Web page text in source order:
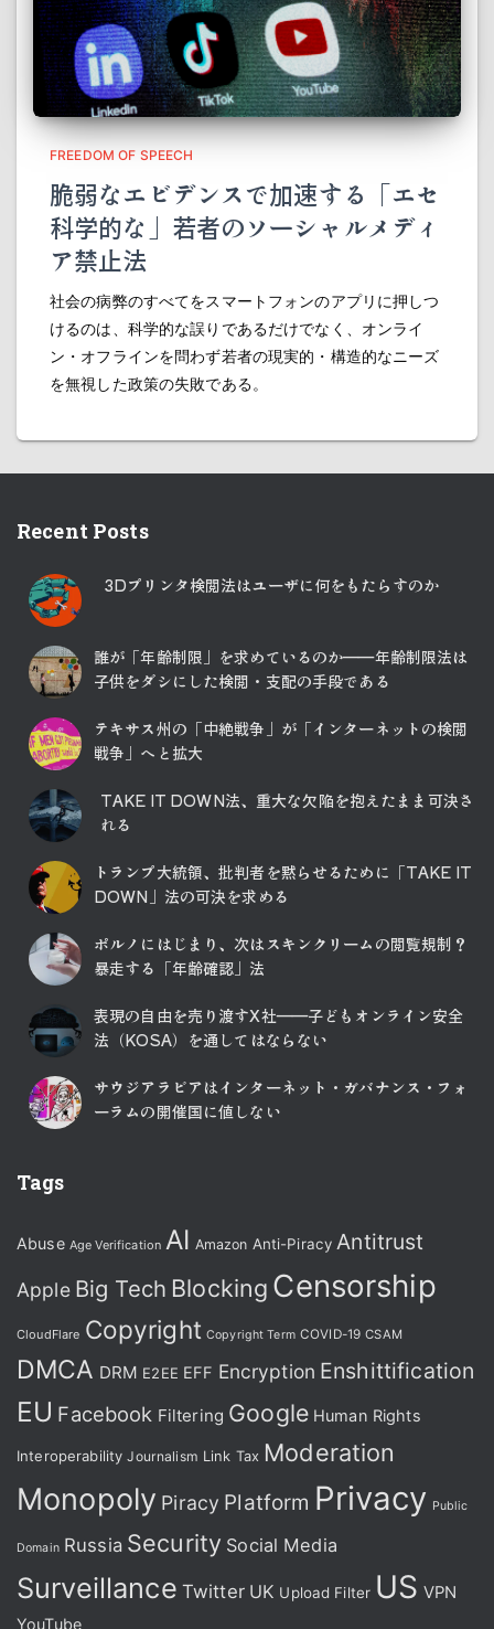
FREEDOM OF SPEECH
脆弱なエビデンスで加速する「エセ
科学的な」若者のソーシャルメディ
ア禁止法
社会の病弊のすべてをスマートフォンのアプリに押しつ
けるのは、科学的な誤りであるだけでなく、オンライ
ン・オフラインを問わず若者の現実的・構造的なニーズ
を無視した政策の失敗である。
Recent Posts
3Dプリンタ検閲法はユーザに何をもたらすのか
誰が「年齢制限」を求めているのか――年齢制限法は
子供をダシにした検閲・支配の手段である
テキサス州の「中絶戦争」が「インターネットの検閲
戦争」へと拡大
TAKE IT DOWN法、重大な欠陥を抱えたまま可決さ
れる
トランプ大統領、批判者を黙らせるために「TAKE IT
DOWN」法の可決を求める
ポルノにはじまり、次はスキンクリームの閲覧規制？
暴走する「年齢確認」法
表現の自由を売り渡すX社――子どもオンライン安全
法（KOSA）を通してはならない
サウジアラビアはインターネット・ガバナンス・フォ
ーラムの開催国に値しない
Tags
Abuse Age Verification AI Amazon Anti-Piracy Antitrust
Apple Big Tech Blocking Censorship
CloudFlare Copyright Copyright Term COVID-19 CSAM
DMCA DRM E2EE EFF Encryption Enshittification
EU Facebook Filtering Google Human Rights
Interoperability Journalism Link Tax Moderation
Monopoly Piracy Platform Privacy Public
Domain Russia Security Social Media
Surveillance Twitter UK Upload Filter US VPN
YouTube